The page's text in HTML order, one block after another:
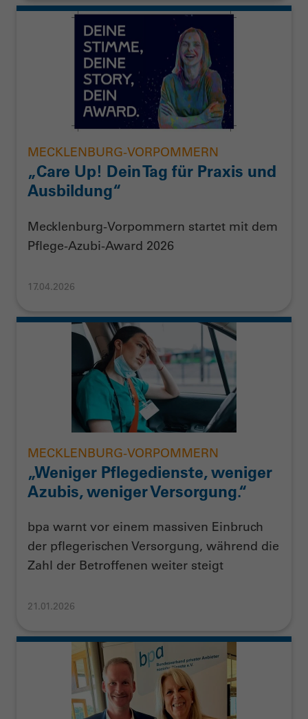
MECKLENBURG-VORPOMMERN
„Care Up! Dein Tag für Praxis und
Ausbildung“
Mecklenburg-Vorpommern startet mit dem
Pflege-Azubi-Award 2026
17.04.2026
MECKLENBURG-VORPOMMERN
„Weniger Pflegedienste, weniger
Azubis, weniger Versorgung.“
bpa warnt vor einem massiven Einbruch
der pflegerischen Versorgung, während die
Zahl der Betroffenen weiter steigt
21.01.2026